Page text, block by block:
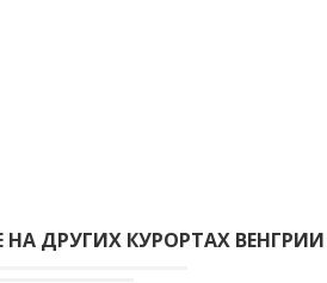
НА ДРУГИХ КУРОРТАХ ВЕНГРИИ